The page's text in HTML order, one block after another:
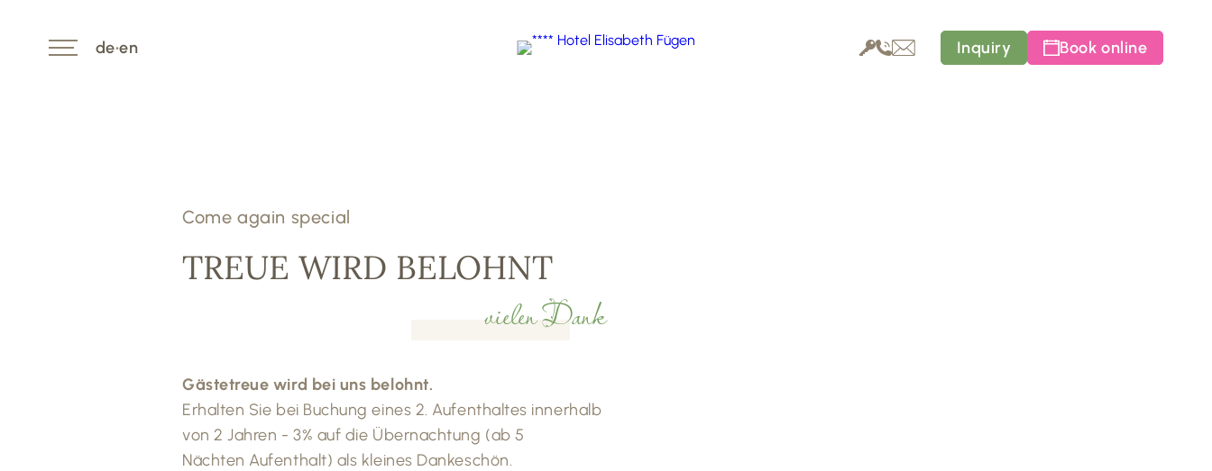
de•en Book online
Inquiry
Come again special
TREUE WIRD BELOHNT
vielen Dank
Gästetreue wird bei uns belohnt.
Erhalten Sie bei Buchung eines 2. Aufenthaltes innerhalb
von 2 Jahren - 3% auf die Übernachtung (ab 5
Nächten Aufenthalt) als kleines Dankeschön.